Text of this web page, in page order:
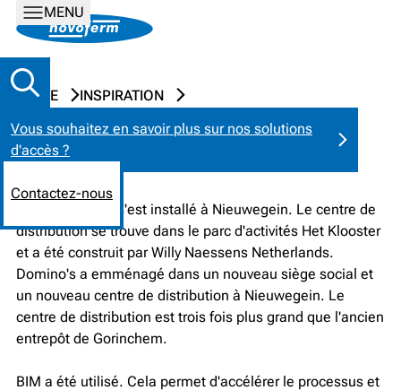
MENU
Vous souhaitez en savoir plus sur nos solutions
d'accès ?
Contactez-nous
HOME INSPIRATION
DOMINO'S, NIEUWEGEIN
Domino's pizza s'est installé à Nieuwegein. Le centre de
distribution se trouve dans le parc d'activités Het Klooster
et a été construit par Willy Naessens Netherlands.
Domino's a emménagé dans un nouveau siège social et
un nouveau centre de distribution à Nieuwegein. Le
centre de distribution est trois fois plus grand que l'ancien
entrepôt de Gorinchem.
BIM a été utilisé. Cela permet d'accélérer le processus et